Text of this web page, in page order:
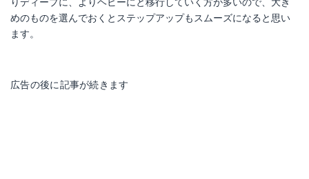
めのものを選んでおくとステップアップもスムーズになると思い
ます。
広告の後に記事が続きます